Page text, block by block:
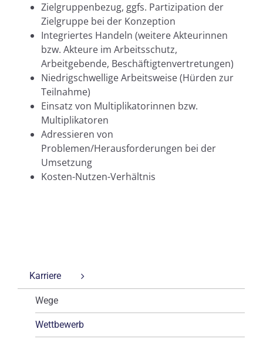
Zielgruppenbezug, ggfs. Partizipation der
Zielgruppe bei der Konzeption
Integriertes Handeln (weitere Akteurinnen
bzw. Akteure im Arbeitsschutz,
Arbeitgebende, Beschäftigtenvertretungen)
Niedrigschwellige Arbeitsweise (Hürden zur
Teilnahme)
Einsatz von Multiplikatorinnen bzw.
Multiplikatoren
Adressieren von
Problemen/Herausforderungen bei der
Umsetzung
Kosten-Nutzen-Verhältnis
Karriere
Wege
Wettbewerb